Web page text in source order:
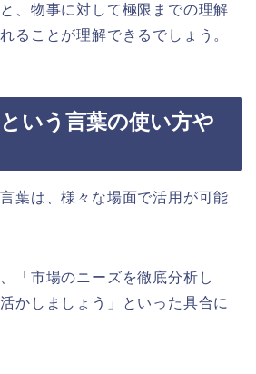
、物事に対して極限までの理解
ることが理解できるでしょう。
という言葉の使い方や
葉は、様々な場面で活用が可能
「市場のニーズを徹底分析し
かしましょう」といった具合に